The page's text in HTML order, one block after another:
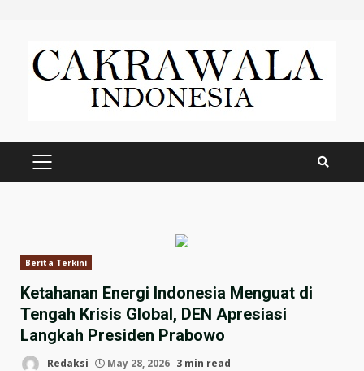
content
PRIMARY
Berita Terkini
Ketahanan Energi Indonesia Menguat di
Tengah Krisis Global, DEN Apresiasi
Langkah Presiden Prabowo
Redaksi May 28, 2026 3 min read